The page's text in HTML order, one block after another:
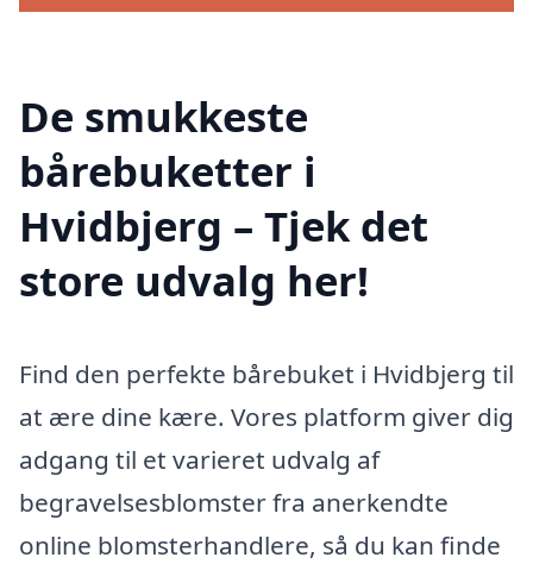
De smukkeste
bårebuketter i
Hvidbjerg – Tjek det
store udvalg her!
Find den perfekte bårebuket i Hvidbjerg til
at ære dine kære. Vores platform giver dig
adgang til et varieret udvalg af
begravelsesblomster fra anerkendte
online blomsterhandlere, så du kan finde